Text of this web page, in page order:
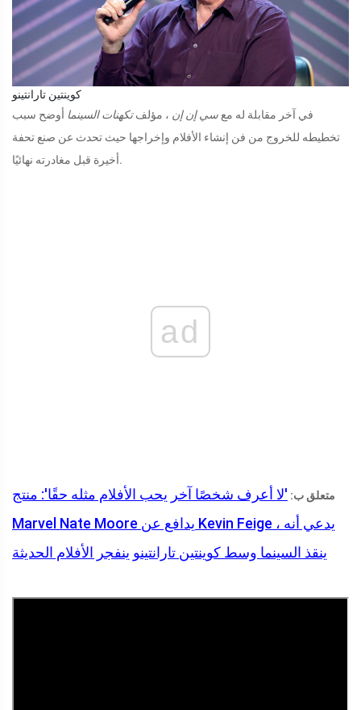
كوينتين تارانتينو
في آخر مقابلة له مع سي إن إن ، مؤلفتكهنات السينما أوضح سبب
تخطيطه للخروج من فن إنشاء الأفلام وإخراجها حيث تحدث عن صنع تحفة
أخيرة قبل مغادرته نهائيًا.
ad
متعلق ب: 'لا أعرف شخصًا آخر يحب الأفلام مثله حقًا': منتج
Marvel Nate Moore يدافع عن Kevin Feige ، يدعي أنه
ينقذ السينما وسط كوينتين تارانتينو ينفجر الأفلام الحديثة